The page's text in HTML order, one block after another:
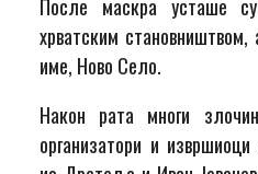
После маскра усташе
хрватским
име, Ново Село.
Након рата многи
организатори и